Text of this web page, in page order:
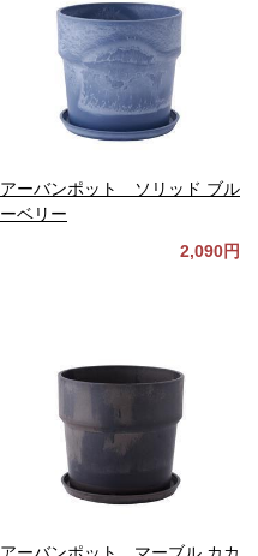
アーバンポット ソリッド ブル
ーベリー
2,090円